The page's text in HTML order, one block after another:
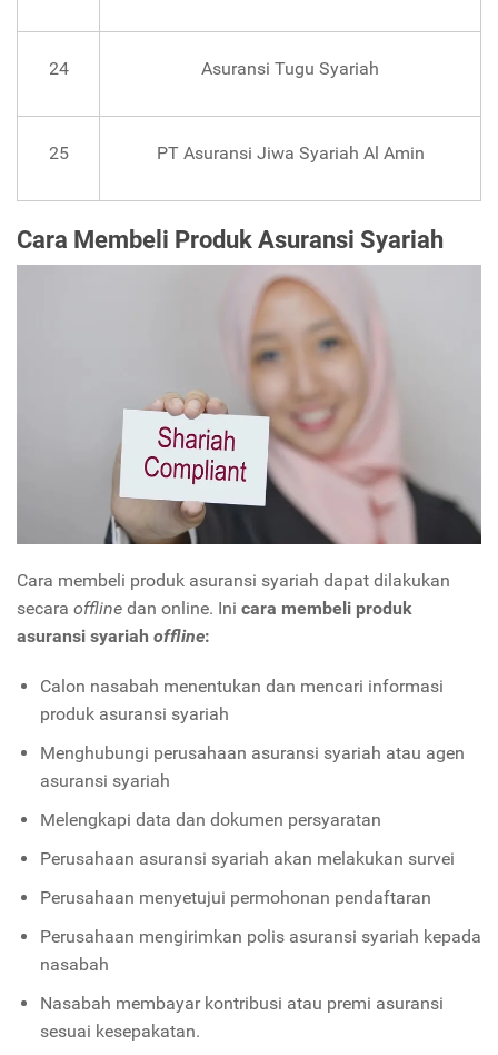
24 Asuransi Tugu Syariah
25 PT Asuransi Jiwa Syariah Al Amin
Cara Membeli Produk Asuransi Syariah
Cara membeli produk asuransi syariah dapat dilakukan
secara offline dan online. Ini cara membeli produk
asuransi syariah offline:
Calon nasabah menentukan dan mencari informasi
produk asuransi syariah
Menghubungi perusahaan asuransi syariah atau agen
asuransi syariah
Melengkapi data dan dokumen persyaratan
Perusahaan asuransi syariah akan melakukan survei
Perusahaan menyetujui permohonan pendaftaran
Perusahaan mengirimkan polis asuransi syariah kepada
nasabah
Nasabah membayar kontribusi atau premi asuransi
sesuai kesepakatan.